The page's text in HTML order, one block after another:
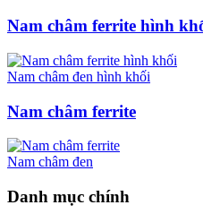
Nam châm ferrite hình
Nam châm đen hình khối
Nam châm ferrite
Nam châm đen
Danh mục chính